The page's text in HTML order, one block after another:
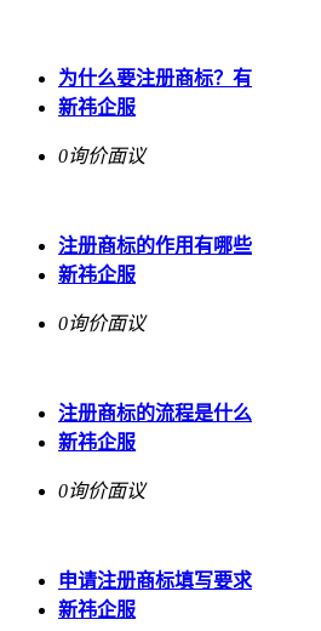
为什么要注册商标？有
新祎企服
0询价面议
注册商标的作用有哪些
新祎企服
0询价面议
注册商标的流程是什么
新祎企服
0询价面议
申请注册商标填写要求
新祎企服